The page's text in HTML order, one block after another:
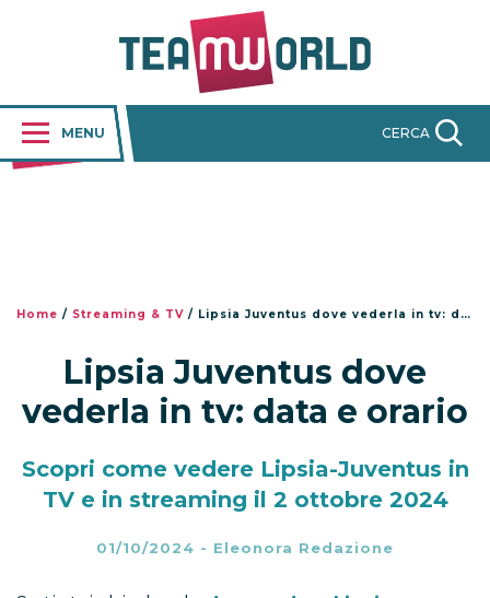
MENU CERCA
Home / Streaming & TV / Lipsia Juventus dove vederla in tv: data e orario
Lipsia Juventus dove
vederla in tv: data e orario
Scopri come vedere Lipsia-Juventus in
TV e in streaming il 2 ottobre 2024
01/10/2024 - Eleonora Redazione